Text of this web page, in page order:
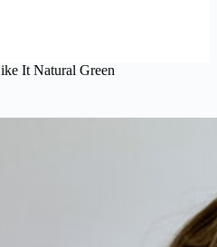
It Natural Green